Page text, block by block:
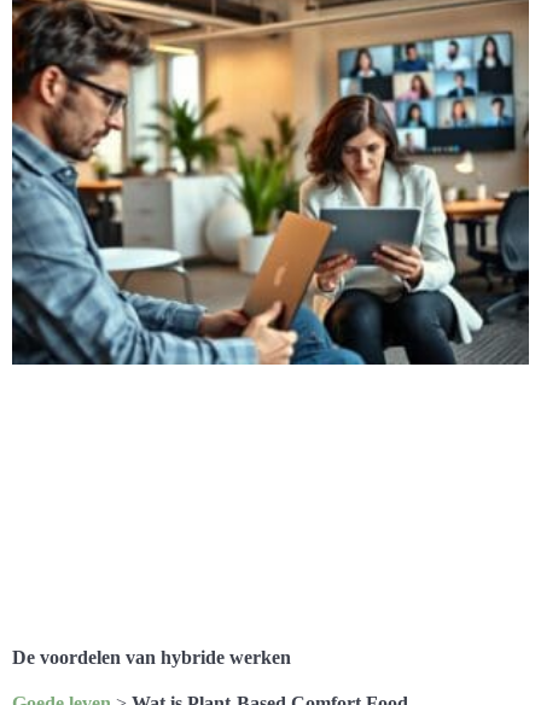
De voordelen van hybride werken